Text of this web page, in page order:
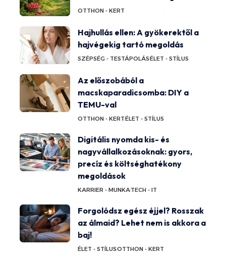
OTTHON - KERT
Hajhullás ellen: A gyökerektől a
hajvégekig tartó megoldás
SZÉPSÉG - TESTÁPOLÁSÉLET - STÍLUS
Az előszobából a
macskaparadicsomba: DIY a
TEMU-val
OTTHON - KERTÉLET - STÍLUS
Digitális nyomda kis- és
nagyvállalkozásoknak: gyors,
precíz és költséghatékony
megoldások
KARRIER - MUNKATECH - IT
Forgolódsz egész éjjel? Rosszak
az álmaid? Lehet nem is akkora a
baj!
ÉLET - STÍLUSOTTHON - KERT